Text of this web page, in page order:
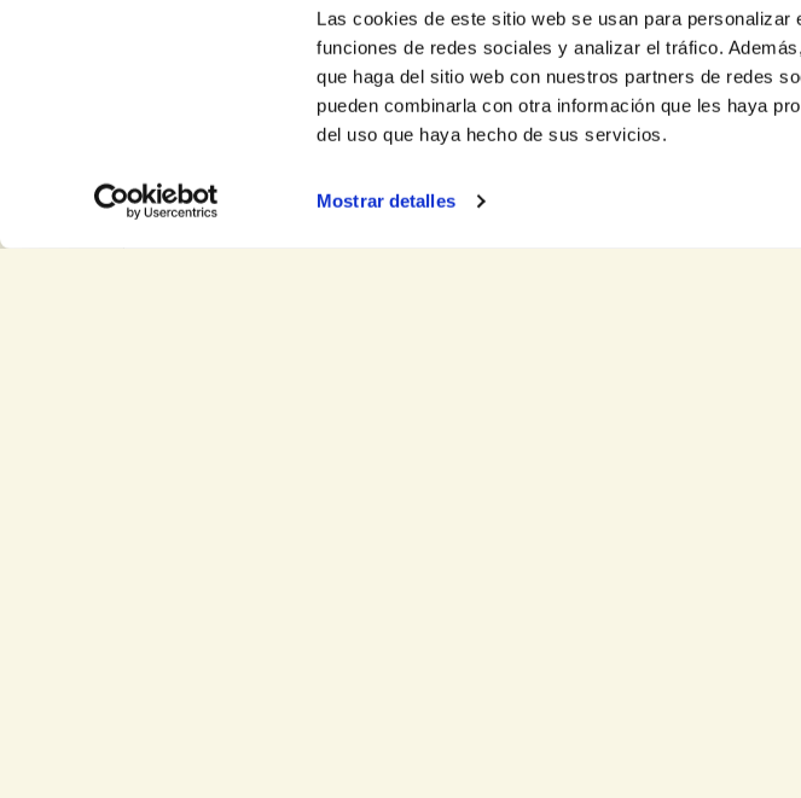
Las cookies de este sitio web se usan para
funciones de redes sociales y analizar el tráfico.
que haga del sitio web con nuestros partners de redes
pueden combinarla con otra información que les haya
del uso que haya hecho de sus servicios.
Mostrar detalles